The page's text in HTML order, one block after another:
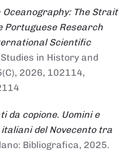
The Strait
Portuguese Research
Scientific
in History and
2026, 102114,
da copione. Uomini e
del Novecento tra
Bibliografica, 2025.